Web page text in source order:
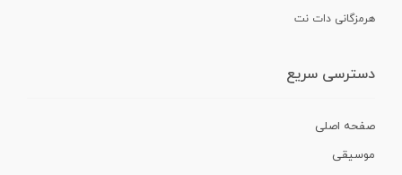
هرمزگانی دات نت
دسترسی سریع
صفحه اصلی
موسیقی